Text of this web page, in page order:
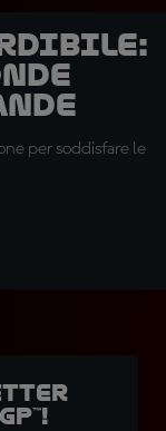
per soddisfare le